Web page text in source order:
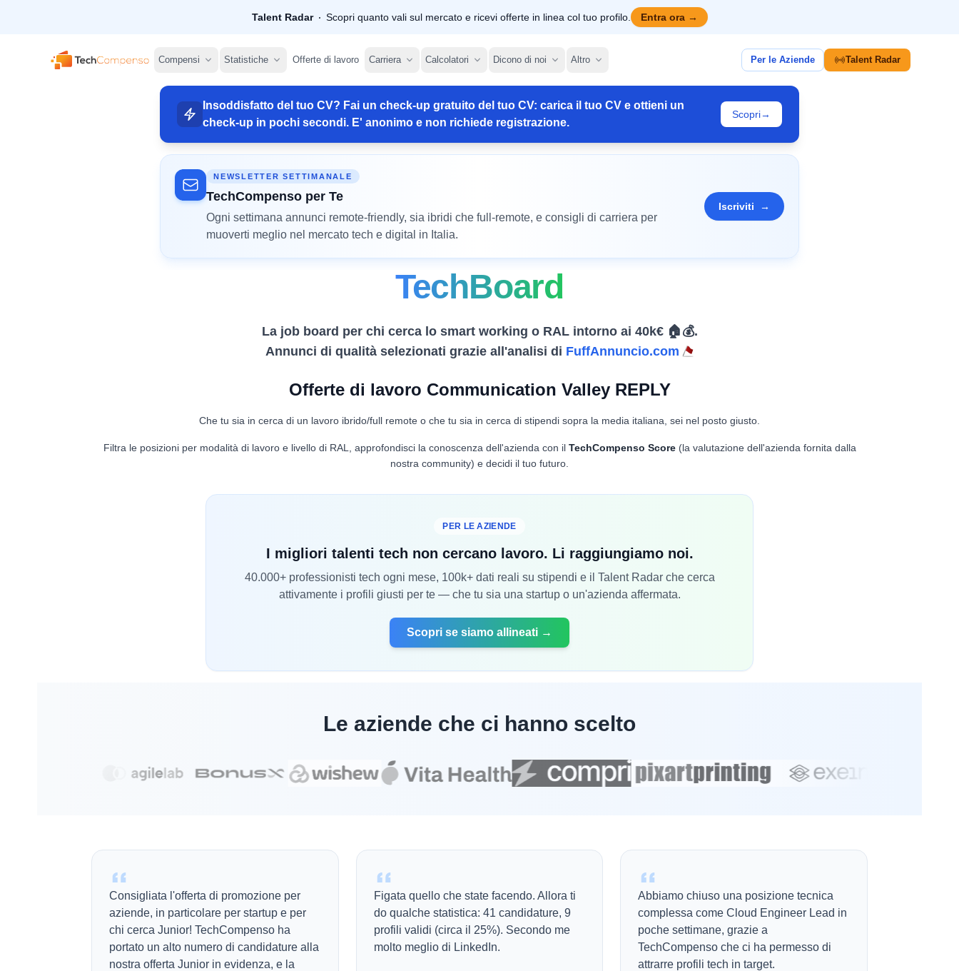
Talent Radar Scopri quanto vali sul mercato e ricevi offerte in linea col tuo profilo. Entra ora →
TechCompenso
Compensi Statistiche Offerte di lavoro Carriera Calcolatori Dicono di noi Altro Per le Aziende Talent Radar
Insoddisfatto del tuo CV? Fai un check-up gratuito del tuo CV: carica il tuo CV e ottieni un
check-up in pochi secondi. E' anonimo e non richiede registrazione.
Scopri→
NEWSLETTER SETTIMANALE
TechCompenso per Te
Ogni settimana annunci remote-friendly, sia ibridi che full-remote, e consigli di carriera per
muoverti meglio nel mercato tech e digital in Italia.
Iscriviti →
TechBoard
La job board per chi cerca lo smart working o RAL intorno ai 40k€ 🏠💰.
Annunci di qualità selezionati grazie all'analisi di FuffAnnuncio.com
Offerte di lavoro Communication Valley REPLY
Che tu sia in cerca di un lavoro ibrido/full remote o che tu sia in cerca di stipendi sopra la media italiana, sei nel posto giusto.
Filtra le posizioni per modalità di lavoro e livello di RAL, approfondisci la conoscenza dell'azienda con il TechCompenso Score(la valutazione dell'azienda fornita dalla
nostra community) e decidi il tuo futuro.
PER LE AZIENDE
I migliori talenti tech non cercano lavoro. Li raggiungiamo noi.
40.000+ professionisti tech ogni mese, 100k+ dati reali su stipendi e il Talent Radar che cerca
attivamente i profili giusti per te — che tu sia una startup o un'azienda affermata.
Scopri se siamo allineati →
Le aziende che ci hanno scelto
Consigliata l'offerta di promozione per
aziende, in particolare per startup e per
chi cerca Junior! TechCompenso ha
portato un alto numero di candidature alla
nostra offerta Junior in evidenza, e la
Figata quello che state facendo. Allora ti
do qualche statistica: 41 candidature, 9
profili validi (circa il 25%). Secondo me
molto meglio di LinkedIn.
Abbiamo chiuso una posizione tecnica
complessa come Cloud Engineer Lead in
poche settimane, grazie a
TechCompenso che ci ha permesso di
attrarre profili tech in target.